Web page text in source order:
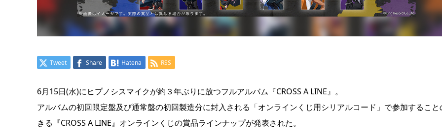
Tweet Share Hatena RSS
6月15日(水)にヒプノシスマイクが約３年ぶりに放つフルアルバム『CROSS A LINE』。
アルバムの初回限定盤及び通常盤の初回製造分に封入される「オンラインくじ用シリアルコード」で参加すること
きる『CROSS A LINE』オンラインくじの賞品ラインナップが発表された。